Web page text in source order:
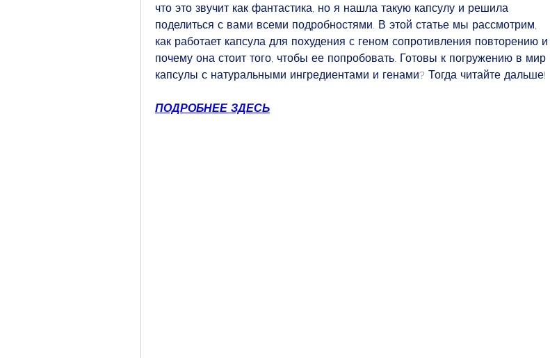
что это звучит как фантастика, но я нашла такую капсулу и решила
поделиться с вами всеми подробностями. В этой статье мы рассмотрим,
как работает капсула для похудения с геном сопротивления повторению и
почему она стоит того, чтобы ее попробовать. Готовы к погружению в мир
капсулы с натуральными ингредиентами и генами? Тогда читайте дальше!
ПОДРОБНЕЕ ЗДЕСЬ